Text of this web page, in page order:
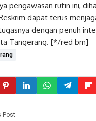
pengawasan rutin ini,
dapat terus
dengan penuh
Tangerang. [*/red bm]
Post